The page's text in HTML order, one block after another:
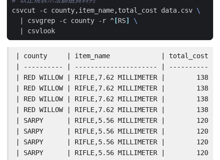
csvcut -c county,item_name,total_cost data.csv
csvgrep -c county -r ^ [RS]
| county     | item_name             | total_cost |
| ---------- | --------------------- | ---------- |
| RED WILLOW | RIFLE,7.62 MILLIMETER |        138 |
| RED WILLOW | RIFLE,7.62 MILLIMETER |        138 |
| RED WILLOW | RIFLE,7.62 MILLIMETER |        138 |
| RED WILLOW | RIFLE,7.62 MILLIMETER |        138 |
| SARPY      | RIFLE,5.56 MILLIMETER |        120 |
| SARPY      | RIFLE,5.56 MILLIMETER |        120 |
| SARPY      | RIFLE,5.56 MILLIMETER |        120 |
| SARPY      | RIFLE,5.56 MILLIMETER |        120 |